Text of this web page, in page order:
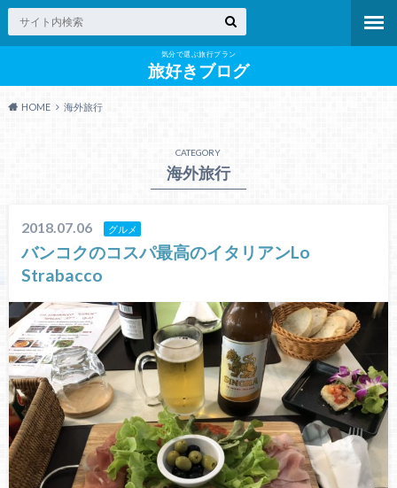
気分で選ぶ旅行プラン
旅好きブログ
HOME 海外旅行
CATEGORY
海外旅行
2018.07.06 グルメ
バンコクのコスパ最高のイタリアンLo
Strabacco